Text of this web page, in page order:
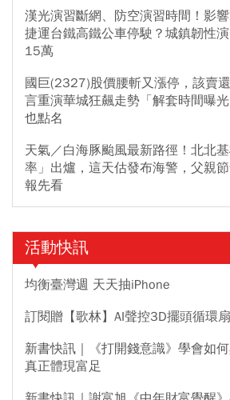
漢光演習斷網、防空演習時間！影
捷運台鐵高鐵公車停駛？城鎮韌性
15萬
國巨(2327)股價腰斬又漲停，該賣
言重演華城狂飆走勢「解套時間曝
也點名
天氣／白海豚颱風最新路徑！北北
率」出爐，這天估發布海警，父親
報先看
活動快訊
均衡臺灣週 天天抽iPhone
訂閱贈【歌林】AI聲控3D擺頭循環扇
新書快訊｜《打開錢意識》學會如
真正體現富足